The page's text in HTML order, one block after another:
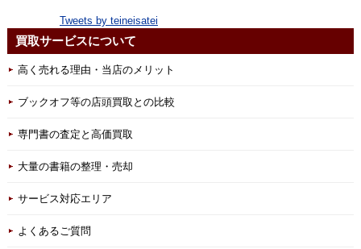
Tweets by teineisatei
買取サービスについて
高く売れる理由・当店のメリット
ブックオフ等の店頭買取との比較
専門書の査定と高価買取
大量の書籍の整理・売却
サービス対応エリア
よくあるご質問